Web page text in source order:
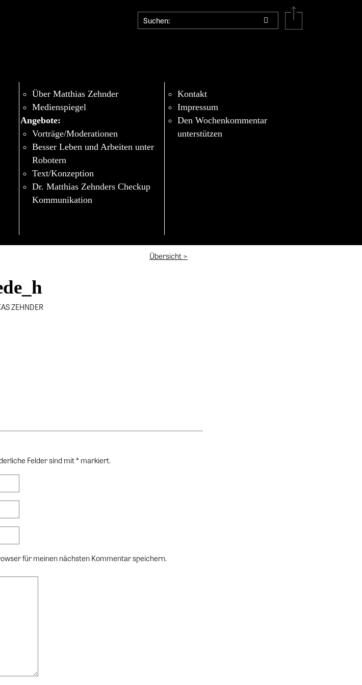
Über Matthias Zehnder
Medienspiegel
Angebote:
Vorträge/Moderationen
Besser Leben und Arbeiten unter
Robotern
Text/Konzeption
Dr. Matthias Zehnders Checkup
Kommunikation
Kontakt
Impressum
Den Wochenkommentar
unterstützen
Übersicht >
ZEHNDER
Felder sind mit * markiert.
für meinen nächsten Kommentar speichern.